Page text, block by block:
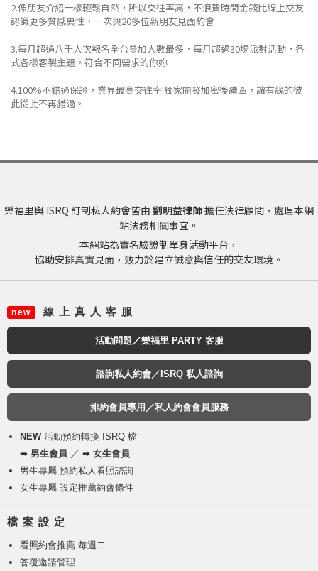
2.像朋友介紹一樣輕鬆自然，所以交往率高，不浪費時間金錢比線上交友
認識更多質感異性，一次與20多位新朋友見面約會
3.每月超過八千人次報名全台參加人數最多，每月超過30場派對活動，各
式各樣客製主題，符合不同需求的你妳
4.100%不錯過保證，業界最高交往率!獨家開發加密後續區，讓有緣的彼
此從此不再錯過。
樂福里與 ISRQ 訂制私人約會皆由 劉明益律師擔任法律顧問，處理本網
站法務相關事宜。
本網站為實名驗證制單身活動平台，
協助安排真實見面，致力於建立誠意與信任的交友環境。
new 線 上 真 人 客 服
活動問題／樂福里 PARTY 客服
諮詢私人約會／ISRQ 私人諮詢
排約會員專用／私人約會會員服務
NEW活動預約轉換 ISRQ 檔
➡ 男生會員 ／ ➡ 女生會員
男生專屬 預約私人看照諮詢
女生專屬 設定推薦約會條件
檔 案 設 定
看照約會推薦 每週二
答覆邀請管理